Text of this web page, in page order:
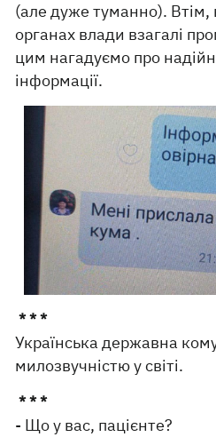
(але дуже туманно). Втім,
органах влади взагалі
цим нагадуємо про
інформації.
* * *
Українська державна
милозвучністю у світі.
* * *
- Що у вас, пацієнте?